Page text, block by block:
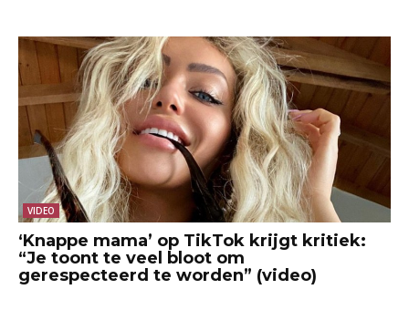
VIDEO
‘Knappe mama’ op TikTok krijgt kritiek:
“Je toont te veel bloot om
gerespecteerd te worden” (video)